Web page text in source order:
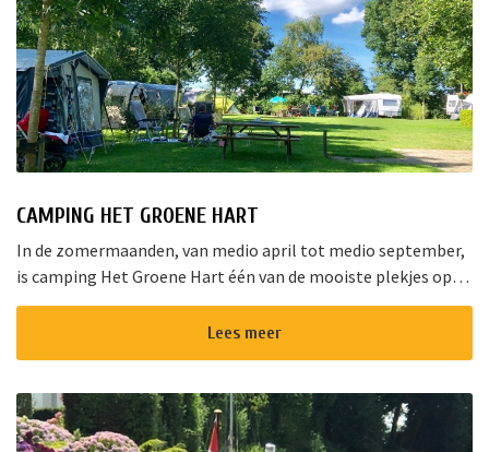
CAMPING HET GROENE HART
In de zomermaanden, van medio april tot medio september,
is camping Het Groene Hart één van de mooiste plekjes op
het landgoed van Ipse de Bruggen in Nieuwveen. Het l...
Lees meer